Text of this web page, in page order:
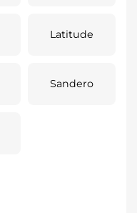
Latitude
Sandero